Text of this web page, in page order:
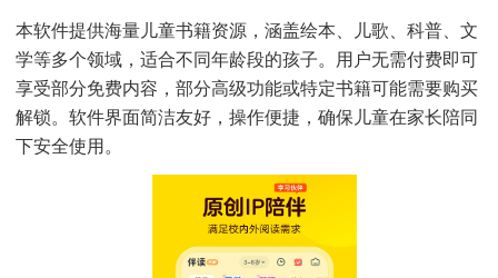
本软件提供海量儿童书籍资源，涵盖绘本、儿歌、科普、文
学等多个领域，适合不同年龄段的孩子。用户无需付费即可
享受部分免费内容，部分高级功能或特定书籍可能需要购买
解锁。软件界面简洁友好，操作便捷，确保儿童在家长陪同
下安全使用。